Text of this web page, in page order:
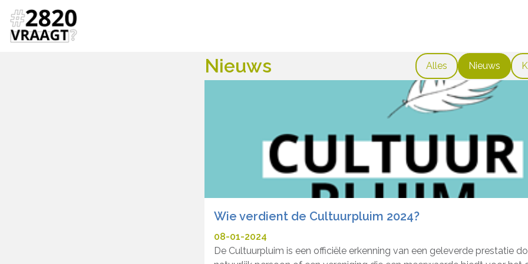
Nieuws Alles Nieuws
Wie verdient de Cultuurpluim 2024?
08-01-2024
De Cultuurpluim is een officiële erkenning van een geleverde prestatie